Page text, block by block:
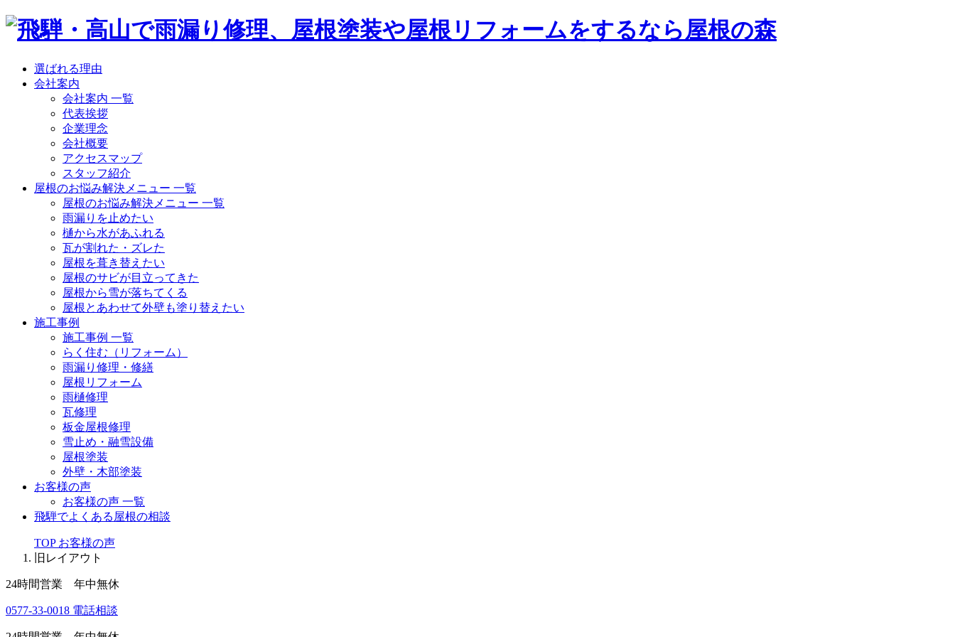
選ばれる理由
会社案内
会社案内 一覧
代表挨拶
企業理念
会社概要
アクセスマップ
スタッフ紹介
屋根のお悩み解決メニュー 一覧
屋根のお悩み解決メニュー 一覧
雨漏りを止めたい
樋から水があふれる
瓦が割れた・ズレた
屋根を葺き替えたい
屋根のサビが目立ってきた
屋根から雪が落ちてくる
屋根とあわせて外壁も塗り替えたい
施工事例
施工事例 一覧
らく住む（リフォーム）
雨漏り修理・修繕
屋根リフォーム
雨樋修理
瓦修理
板金屋根修理
雪止め・融雪設備
屋根塗装
外壁・木部塗装
お客様の声
お客様の声 一覧
飛騨でよくある屋根の相談
TOP お客様の声
旧レイアウト
24時間営業 年中無休
0577-33-0018 電話相談